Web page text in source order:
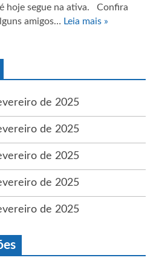
hoje segue na ativa. Confira
amigos… Leia mais »
de 2025
de 2025
de 2025
de 2025
de 2025